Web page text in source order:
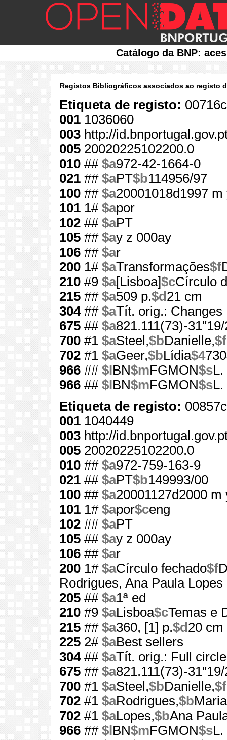
Catálogo da BNP:
Registos Bibliográficos associados ao registo
Etiqueta de registo:
001 1036060
003 http://
005 20020225102200.0
010 ## $a972-42-1664-0
021 ## $aPT$b114956/97
100 ## $a20001018d1997
101 1# $apor
102 ## $aPT
105 ## $ay z 000ay
106 ## $ar
200 1# $aTransformações$f
210 #9 $a[Lisboa]$cCírculo
215 ## $a509 p.$d 21 cm
304## $aTít. orig.: Changes
675 ## $a821.111(73)-
700 #1 $aSteel,$bDanielle,$f
702 #1 $aGeer,$bLídia$4730
966 ## $l BN$mFGMON$sL.
966 ## $l BN$mFGMON$sL.
Etiqueta de registo:
001 1040449
003 http://
005 20020225102200.0
010 ## $a972-759-163-9
021 ## $aPT$b149993/00
100 ## $a20001127d2000
101 1# $apor$ceng
102 ## $aPT
105 ## $ay z 000ay
106 ## $ar
200 1# $aCírculo fechado$f
Rodrigues, Ana Paula Lopes
205 ## $a1ª ed
210 #9 $aLisboa$cTemas e
215 ## $a360, [1] p.$d 20 cm
225 2# $aBest sellers
304## $aTít. orig.: Full circle
675 ## $a821.111(73)-
700 #1 $aSteel,$bDanielle,$f
702 #1 $aRodrigues,$b
702 #1 $aLopes,$bAna
966 ## $l BN$mFGMON$sL.